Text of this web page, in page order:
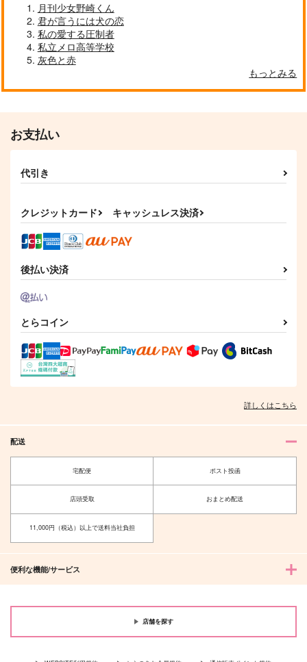
作品詳細
NEXT-POSITIVE
629円（税込）
サンプル
夜明けが近い
森長可×高杉晋作
サンプル
シナノガワ
サンプル
岡田君のクセに生意気
4624
岡田以蔵×高杉晋作
サンプル
狂人死すべし2
715円
月刊少女野崎くん
君が言うには犬の恋
私の愛する圧制者
私立メロ高等学校
灰色と赤
もっとみる
お支払い
代引き
クレジットカード キャッシュレス決済
後払い決済
とらコイン
詳しくはこちら
配送
宅配便 ポスト投函
店頭受取 おまとめ配送
11,000円（税込）以上で送料当社負担
便利な機能/サービス
店舗を探す